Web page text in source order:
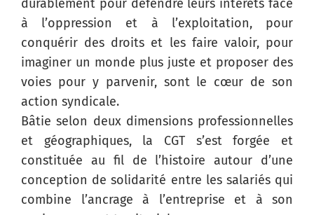
durablement pour défendre leurs intérêts face
à l’oppression et à l’exploitation, pour
conquérir des droits et les faire valoir, pour
imaginer un monde plus juste et proposer des
voies pour y parvenir, sont le cœur de son
action syndicale.
Bâtie selon deux dimensions professionnelles
et géographiques, la CGT s’est forgée et
constituée au fil de l’histoire autour d’une
conception de solidarité entre les salariés qui
combine l’ancrage à l’entreprise et à son